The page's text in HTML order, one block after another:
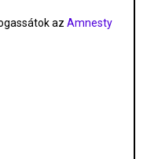
az Amnesty